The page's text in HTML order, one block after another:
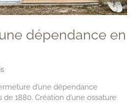
dépendance en
d’une dépendance
1880. Création d’une ossature